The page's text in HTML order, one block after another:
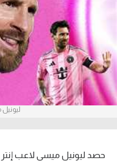
ركن الألعاب
بطولات
أمريكا 2026
الدوري الإنجليزي الممتاز
حصد ليونيل ميسي لاعب